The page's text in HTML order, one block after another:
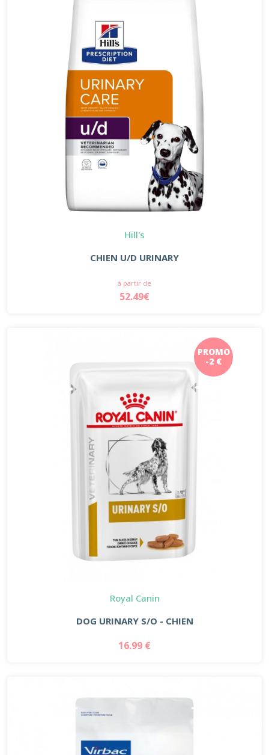
Hill's
CHIEN U/D URINARY
à partir de
52.49€
PROMO
-2 €
Royal Canin
DOG URINARY S/O - CHIEN
16.99 €